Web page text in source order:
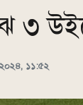
৩
১১:৫২